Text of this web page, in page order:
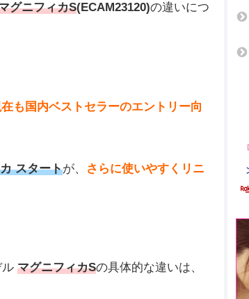
グニフィカS(ECAM23120)の違いにつ
も国内ベストセラーのエントリー向
スタートが、
さらに使いやすくリニ
マグニフィカSの具体的な違いは、